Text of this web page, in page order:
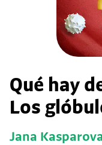
Qué hay
Los
Jana